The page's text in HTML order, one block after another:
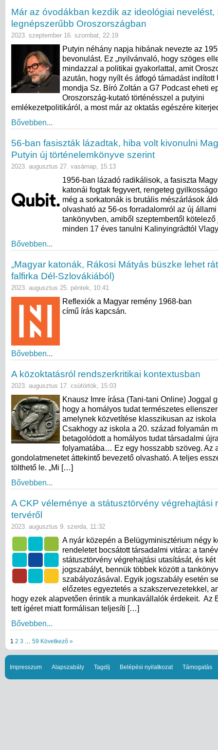
Már az óvodákban kezdik az ideológiai nevelést,
legnépszerűbb Oroszországban
2023. szeptember 16. szombat, 22:19
Putyin néhány napja hibának nevezte az
bevonulást. Ez „nyilvánvaló, hogy szöges
mindazzal a politikai gyakorlattal, amit
azután, hogy nyílt és átfogó támadást indított
mondja Sz. Bíró Zoltán a G7 Podcast eheti
Oroszország-kutató történésszel a putyini
emlékezetpolitikáról, a most már az oktatás egészére
Bővebben...
56-ban fasiszták lázadtak, hiba volt kivonulni
Putyin új történelemkönyve szerint
2023. augusztus 27. vasárnap, 15:13
1956-ban lázadó radikálisok, a fasiszta
katonái fogtak fegyvert, rengeteg
még a sorkatonák is brutális mészárlások
olvasható az 56-os forradalomról az új
tankönyvben, amiből szeptembertől
minden 17 éves tanulni Kalinyingrádtól
Bővebben...
„Magyar katonák, Rákosi Mátyás büszke lehet
falfirka Dél-Szlovákiából)
2023. augusztus 25. péntek, 10:41
Reflexiók a Magyar remény 1968-ban
című írás kapcsán.
Bővebben...
A közoktatásról rendszerkritikai kontextusban
2023. augusztus 17. csütörtök, 15:03
Knausz Imre írása (Tani-tani Online) Joggal
hogy a homályos tudat természetes
amelynek közvetítése klasszikusan az iskola
Csakhogy az iskola a 20. század folyamán
betagolódott a homályos tudat társadalmi
folyamatába… Ez egy hosszabb szöveg. Az
gondolatmenetet áttekintő bevezető olvasható. A teljes
tölthető le. „Mi […]
Bővebben...
A CKP véleménye a státusztörvény végrehajtási
tervéről
2023. augusztus 9. szerda, 11:32
A nyár közepén a Belügyminisztérium négy
rendeletet bocsátott társadalmi vitára: a
státusztörvény végrehajtási utasítását, és két
jogszabályt, bennük többek között a
szabályozásával. Egyik jogszabály esetén
előzetes egyeztetés a szakszervezetekkel,
hogy ezek alapvetően érintik a munkavállalók érdekeit. Az
tett ígéret miatt formálisan teljesíti […]
Bővebben...
1 2 3 59 Következő »
Impresszum Alapszabály Tagdíj Belépési nyilatkozat Támogatás